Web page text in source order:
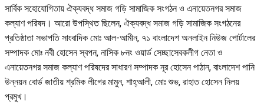
সার্বিক সহোযোগিতায় ঐক্যবদ্ধ সমাজ গড়ি সামাজিক সংগঠন ও এনায়েতনগর সমাজ
কল্যাণ পরিষদ। আরো উপস্থিত ছিলেন, ঐক্যবদ্ধ সমাজ গড়ি সামাজিক সংগঠনের
প্রতিষ্ঠাতা সভাপতি সাংবাদিক মোঃ আল-আমীন, ৭১ বাংলাদেশ অনলাইন নিউজ পোর্টালের
সম্পাদক মোঃ নবী হোসেন স্বপন, নাসিক ৮নং ওয়ার্ড সেচ্ছাসেবকলীগ নেতা ও
এনায়েতনগর সমাজ কল্যাণ পরিষদের সাধারণ সম্পাদক নূর হোসেন পাঠান, বাংলাদেশ পানি
উন্নয়ন বোর্ড জাতীয় শ্রমিক লীগের মামুন, শাহ্আলী, মোঃ শুভ, রাহাত হোসেন নিলয়
প্রমুখ।